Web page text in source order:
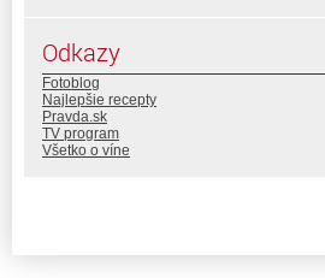
Odkazy
Fotoblog
Najlepšie recepty
Pravda.sk
TV program
Všetko o víne